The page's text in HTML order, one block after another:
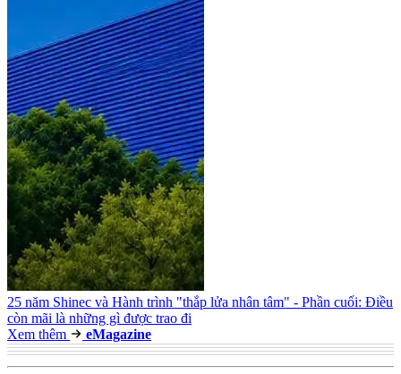
25 năm Shinec và Hành trình "thắp lửa nhân tâm" - Phần cuối: Điều
còn mãi là những gì được trao đi
Xem thêm
eMagazine